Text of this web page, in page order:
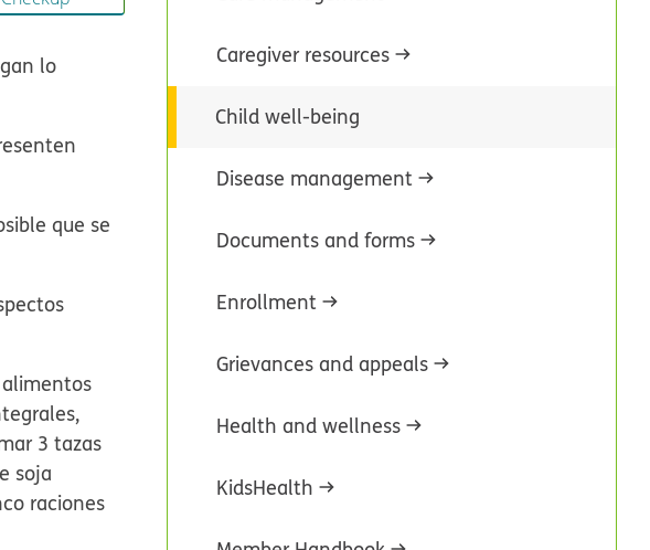
lo
que se
3 tazas
soja
raciones
Caregiver resources
Child well-being
Disease management
Documents and forms
Enrollment
Grievances and appeals
Health and wellness
KidsHealth